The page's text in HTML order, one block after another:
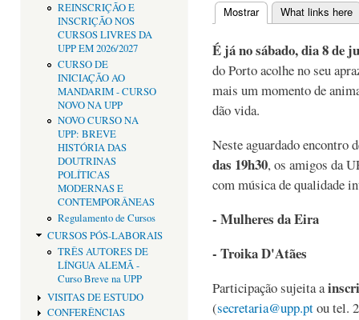
REINSCRIÇÃO E
INSCRIÇÃO NOS
CURSOS LIVRES DA
UPP EM 2026/2027
CURSO DE
INICIAÇÃO AO
MANDARIM - CURSO
NOVO NA UPP
NOVO CURSO NA
UPP: BREVE
HISTÓRIA DAS
DOUTRINAS
POLÍTICAS
MODERNAS E
CONTEMPORÂNEAS
Regulamento de Cursos
CURSOS PÓS-LABORAIS
TRÊS AUTORES DE
LÍNGUA ALEMÃ -
Curso Breve na UPP
VISITAS DE ESTUDO
CONFERÊNCIAS
Separadores
Mostrar(separador ativo)
What links here
É já no sábado, dia 8 de
do Porto acolhe no seu
mais um momento de
dão vida.
Neste aguardado encontro
das 19h30, os amigos da
com música de qualidade
- Mulheres da Eira
- Troika D'Atães
Participação sujeita a
(secretaria@upp.ptou tel.